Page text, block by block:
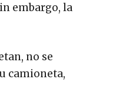
embargo, la
no se
camioneta,